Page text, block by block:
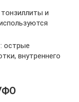
тонзиллиты и
: острые
внутреннего